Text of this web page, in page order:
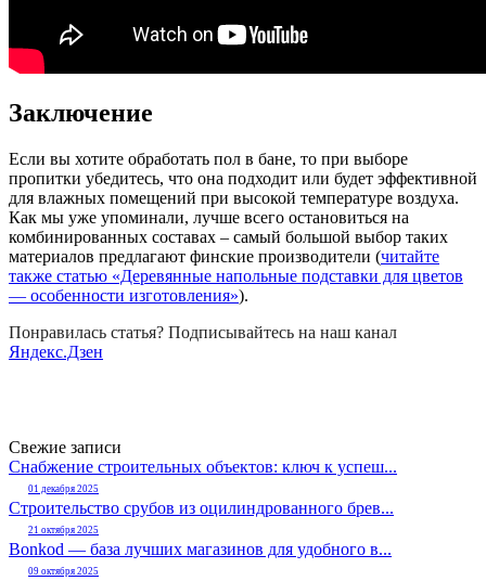
Заключение
Если вы хотите обработать пол в бане, то при выборе
пропитки убедитесь, что она подходит или будет эффективной
для влажных помещений при высокой температуре воздуха.
Как мы уже упоминали, лучше всего остановиться на
комбинированных составах – самый большой выбор таких
материалов предлагают финские производители (читайте
также статью «Деревянные напольные подставки для цветов
— особенности изготовления»).
Понравилась статья? Подписывайтесь на наш канал
Яндекс.Дзен
Свежие записи
Снабжение строительных объектов: ключ к успеш...
01 декабря 2025
Строительство срубов из оцилиндрованного брев...
21 октября 2025
Bonkod — база лучших магазинов для удобного в...
09 октября 2025